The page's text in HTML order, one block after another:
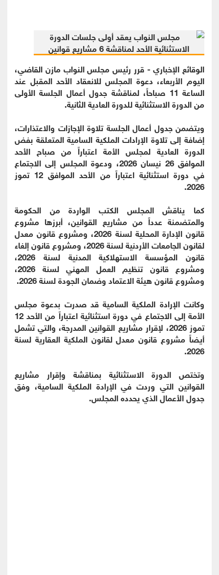
الوقائع الإخباري - قرر رئيس مجلس النواب مازن القاضي،
اليوم الأربعاء، دعوة المجلس للانعقاد الأحد المقبل عند
الساعة 11 صباحاً، لمناقشة جدول أعمال الجلسة الأولى
من الدورة الاستثنائية للدورة العادية الثانية.
ويتضمن جدول أعمال الجلسة تلاوة الإجازات والاعتذارات،
إضافة إلى تلاوة الإرادات الملكية السامية المتعلقة بفض
الدورة العادية لمجلس الأمة اعتباراً من صباح الأحد
الموافق 26 نيسان 2026، ودعوة المجلس إلى الاجتماع
في دورة استثنائية اعتباراً من الأحد الموافق 12 تموز
2026.
كما يناقش المجلس الكتب الواردة من الحكومة
والمتضمنة عدداً من مشاريع القوانين، أبرزها مشروع
قانون الإدارة المحلية لسنة 2026، ومشروع قانون معدل
لقانون الجامعات الأردنية لسنة 2026، ومشروع قانون إلغاء
قانون المؤسسة الاستهلاكية المدنية لسنة 2026،
ومشروع قانون تنظيم العمل المهني لسنة 2026،
ومشروع قانون هيئة الاعتماد وضمان الجودة لسنة 2026.
وكانت الإرادة الملكية السامية قد صدرت بدعوة مجلس
الأمة إلى الاجتماع في دورة استثنائية اعتباراً من الأحد 12
تموز 2026، لإقرار مشاريع القوانين المدرجة، والتي تشمل
أيضاً مشروع قانون معدل لقانون الملكية العقارية لسنة
2026.
وتختص الدورة الاستثنائية بمناقشة وإقرار مشاريع
القوانين التي وردت في الإرادة الملكية السامية، وفق
جدول الأعمال الذي يحدده المجلس.